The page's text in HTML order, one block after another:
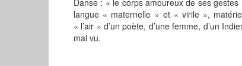
langue « maternelle » et « virile »,
« l’air » d’un poète, d’une femme, d’un
mal vu.